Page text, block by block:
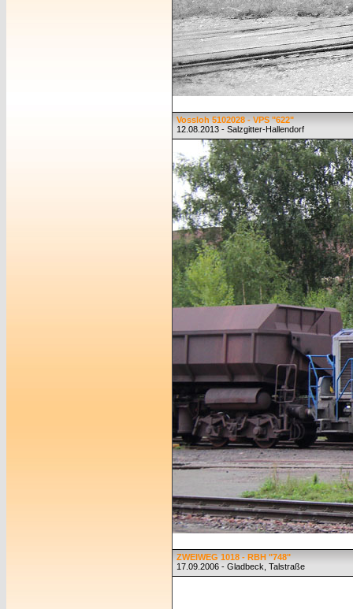
Vossloh 5102028 - VPS "622"
12.08.2013 - Salzgitter-Hallendorf
ZWEIWEG 1018 - RBH "748"
17.09.2006 - Gladbeck, Talstraße